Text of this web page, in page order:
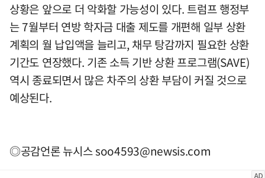
상황은 앞으로 더 악화할 가능성이 있다. 트럼프 행정부
는 7월부터 연방 학자금 대출 제도를 개편해 일부 상환
계획의 월 납입액을 늘리고, 채무 탕감까지 필요한 상환
기간도 연장했다. 기존 소득 기반 상환 프로그램(SAVE)
역시 종료되면서 많은 차주의 상환 부담이 커질 것으로
예상된다.
◎공감언론 뉴시스soo4593@newsis.com